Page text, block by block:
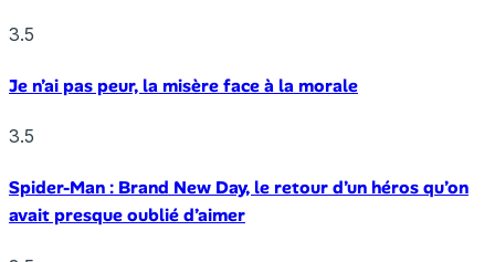
3.5
Je n’ai pas peur, la misère face à la morale
3.5
Spider-Man : Brand New Day, le retour d’un héros qu’on
avait presque oublié d’aimer